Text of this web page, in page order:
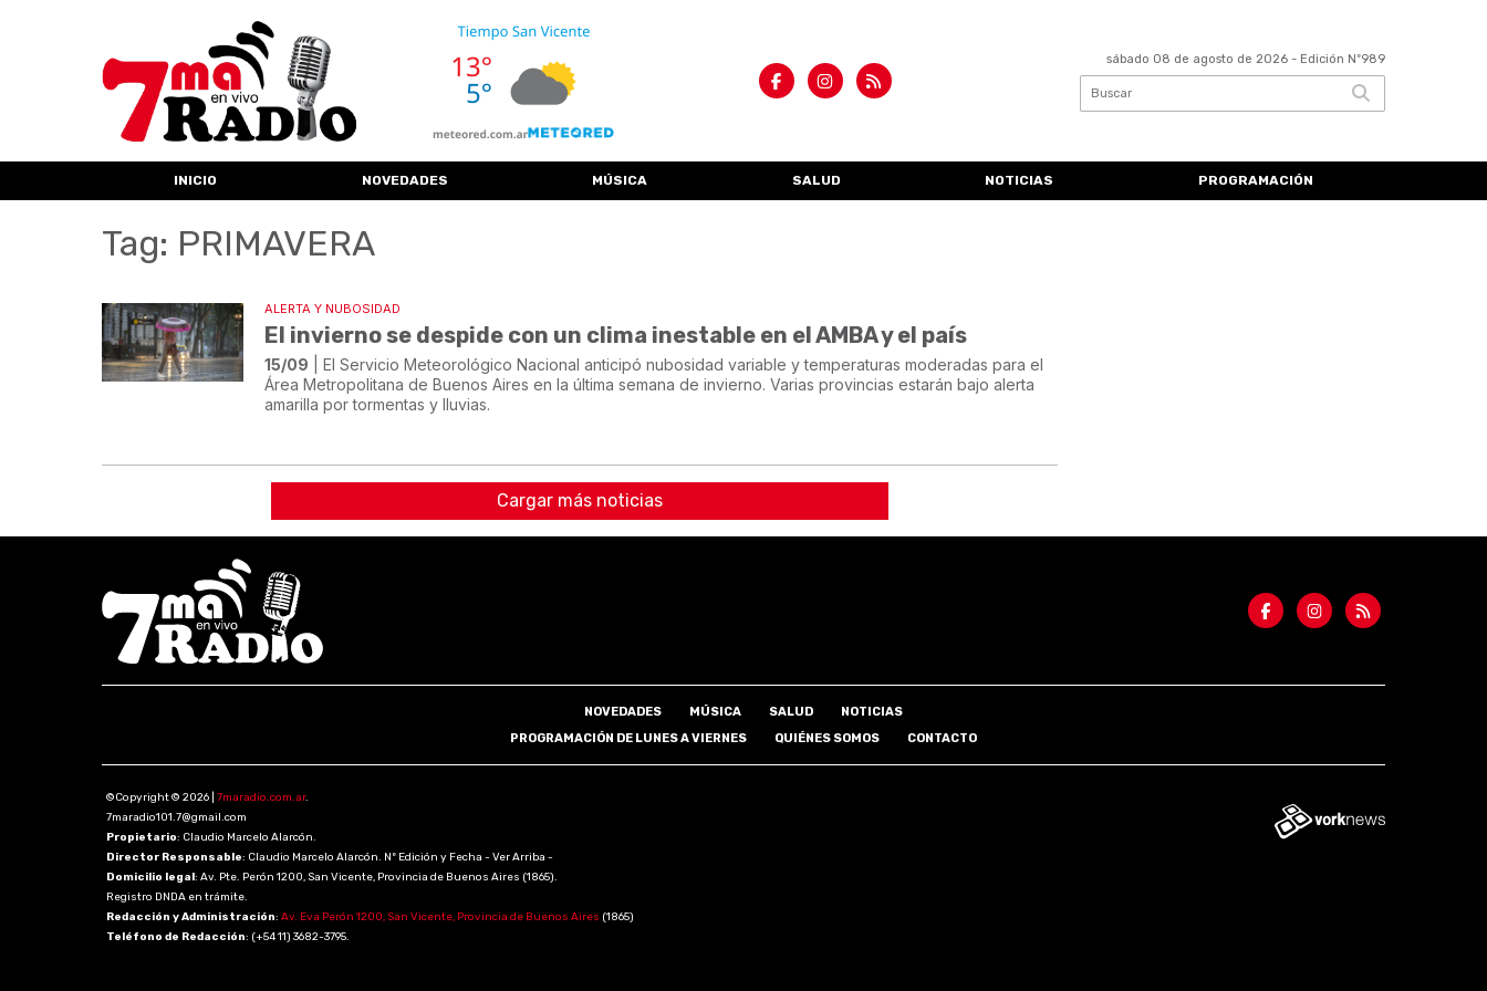
sábado 08 de agosto de 2026 - Edición Nº989
INICIO NOVEDADES MÚSICA SALUD NOTICIAS PROGRAMACIÓN
Tag: PRIMAVERA
ALERTA Y NUBOSIDAD
El invierno se despide con un clima inestable en el AMBA y el país
15/09 | El Servicio Meteorológico Nacional anticipó nubosidad variable y temperaturas moderadas para el
Área Metropolitana de Buenos Aires en la última semana de invierno. Varias provincias estarán bajo alerta
amarilla por tormentas y lluvias.
Cargar más noticias
NOVEDADES MÚSICA SALUD
NOTICIAS
PROGRAMACIÓN DE LUNES A VIERNES
QUIÉNES SOMOS CONTACTO
©Copyright © 2026 | 7maradio.com.ar.
7maradio101.7@gmail.com
Propietario: Claudio Marcelo Alarcón.
Director Responsable: Claudio Marcelo Alarcón. Nº Edición y Fecha - Ver Arriba -
Domicilio legal: Av. Pte. Perón 1200, San Vicente, Provincia de Buenos Aires (1865).
Registro DNDA en trámite.
Redacción y Administración: Av. Eva Perón 1200, San Vicente, Provincia de Buenos Aires (1865)
Teléfono de Redacción: (+54 11) 3682-3795.